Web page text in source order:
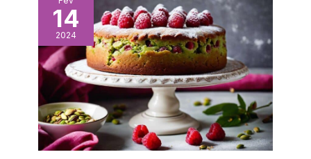
Applications】 : Nos
baguettes réutilisables
sont indispensables pour
la cuisine asiatique
comme le ragoût de
sushi ramen, le poulet
kung pao et les
boulettes et même
certains aliments du
Moyen-Orient. Il peut
les cafétérias, les
restaurants, les cafés ou
tout autre endroit servant
des plats japonais.
14
2024